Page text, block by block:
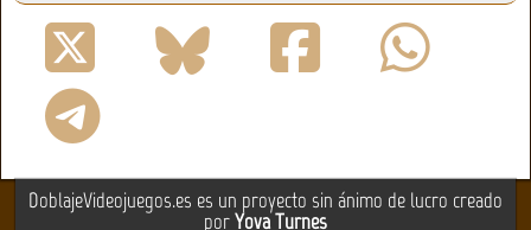
DoblajeVideojuegos.es es un proyecto sin ánimo de lucro creado
porYova Turnes